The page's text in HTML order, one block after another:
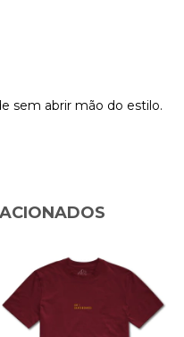
sem abrir mão do estilo.